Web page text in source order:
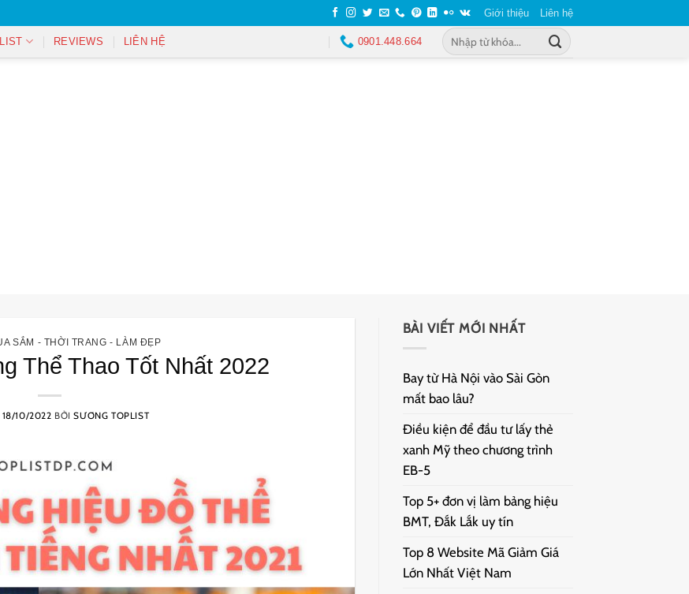
Giới thiệu Liên hệ
REVIEWS LIÊN HỆ 0901.448.664
SẮM - THỜI TRANG - LÀM ĐẸP
Thể Thao Tốt Nhất 2022
18/10/2022 BỞISƯƠNG TOPLIST
BÀI VIẾT MỚI NHẤT
Bay từ Hà Nội vào Sài Gòn
mất bao lâu?
Điều kiện để đầu tư lấy thẻ
xanh Mỹ theo chương trình
EB-5
Top 5+ đơn vị làm bảng hiệu
BMT, Đắk Lắk uy tín
Top 8 Website Mã Giảm Giá
Lớn Nhất Việt Nam